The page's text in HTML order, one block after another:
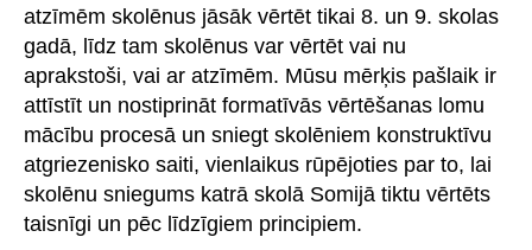
atzīmēm skolēnus jāsāk vērtēt tikai 8. un 9. skolas
gadā, līdz tam skolēnus var vērtēt vai nu
aprakstoši, vai ar atzīmēm. Mūsu mērķis pašlaik ir
attīstīt un nostiprināt formatīvās vērtēšanas lomu
mācību procesā un sniegt skolēniem konstruktīvu
atgriezenisko saiti, vienlaikus rūpējoties par to, lai
skolēnu sniegums katrā skolā Somijā tiktu vērtēts
taisnīgi un pēc līdzīgiem principiem.